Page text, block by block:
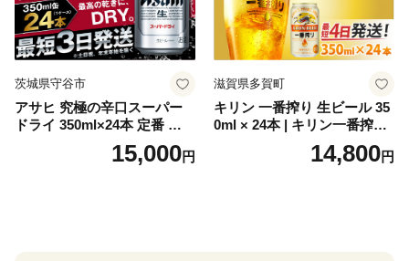
茨城県守谷市
アサヒ 究極の辛口スーパー
ドライ 350ml×24本 定番 ビー
ル 缶ビール 酒 お酒 アルコー
15,000円
滋賀県多賀町
キリン 一番搾り 生ビール 35
0ml × 24本 | キリン一番搾り
キリンビール 一番搾り ビー
ル 24缶 きりんいちばんしぼ
14,800円